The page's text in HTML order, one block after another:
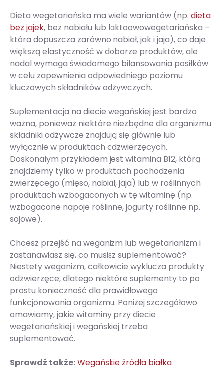
Dieta wegetariańska ma wiele wariantów (np. dieta
bez jajek, bez nabiału lub laktoowowegetariańska –
która dopuszcza zarówno nabiał, jak i jaja), co daje
większą elastyczność w doborze produktów, ale
nadal wymaga świadomego bilansowania posiłków
w celu zapewnienia odpowiedniego poziomu
kluczowych składników odżywczych.
Suplementacja na diecie wegańskiej jest bardzo
ważna, ponieważ niektóre niezbędne dla organizmu
składniki odżywcze znajdują się głównie lub
wyłącznie w produktach odzwierzęcych.
Doskonałym przykładem jest witamina B12, którą
znajdziemy tylko w produktach pochodzenia
zwierzęcego (mięso, nabiał, jaja) lub w roślinnych
produktach wzbogaconych w tę witaminę (np.
wzbogacone napoje roślinne, jogurty roślinne np.
sojowe).
Chcesz przejść na weganizm lub wegetarianizm i
zastanawiasz się, co musisz suplementować?
Niestety weganizm, całkowicie wyklucza produkty
odzwierzęce, dlatego niektóre suplementy to po
prostu konieczność dla prawidłowego
funkcjonowania organizmu. Poniżej szczegółowo
omawiamy, jakie witaminy przy diecie
wegetariańskiej i wegańskiej trzeba
suplementować.
Sprawdź także:Wegańskie źródła białka